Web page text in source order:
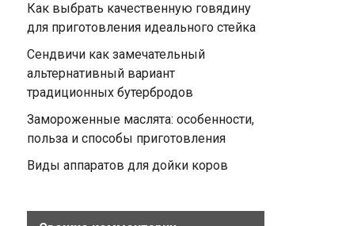
Как выбрать качественную говядину
для приготовления идеального стейка
Сендвичи как замечательный
альтернативный вариант
традиционных бутербродов
Замороженные маслята: особенности,
польза и способы приготовления
Виды аппаратов для дойки коров